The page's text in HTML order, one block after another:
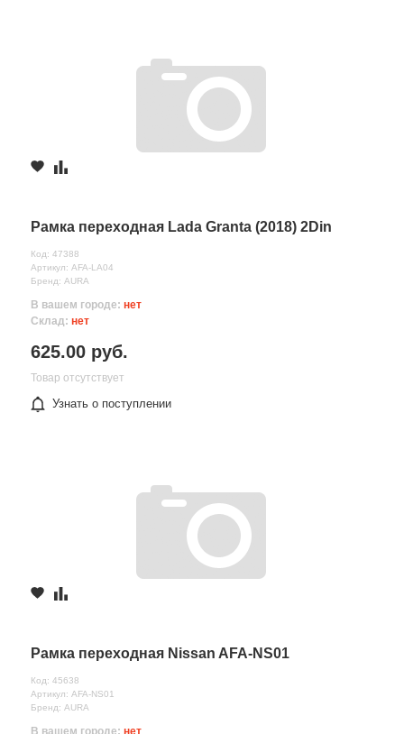
Рамка переходная Lada Granta (2018) 2Din
Код: 47388
Артикул: AFA-LA04
Бренд: AURA
В вашем городе: нет
Склад: нет
625.00 руб.
Товар отсутствует
Узнать о поступлении
Рамка переходная Nissan AFA-NS01
Код: 45638
Артикул: AFA-NS01
Бренд: AURA